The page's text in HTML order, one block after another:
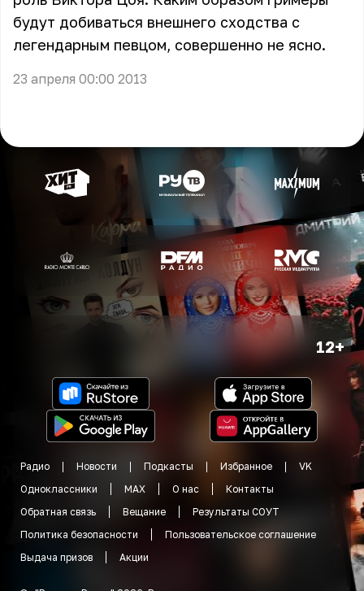
будут добиваться внешнего сходства с
легендарным певцом, совершенно не ясно.
23 апреля 00:00 2013
12+
Радио Новости Подкасты Избранное
VK
Одноклассники
MAX О нас
Контакты
Обратная связь
Вещание
Результаты СОУТ
Политика безопасности
Пользовательское соглашение
Выдача призов
Акции